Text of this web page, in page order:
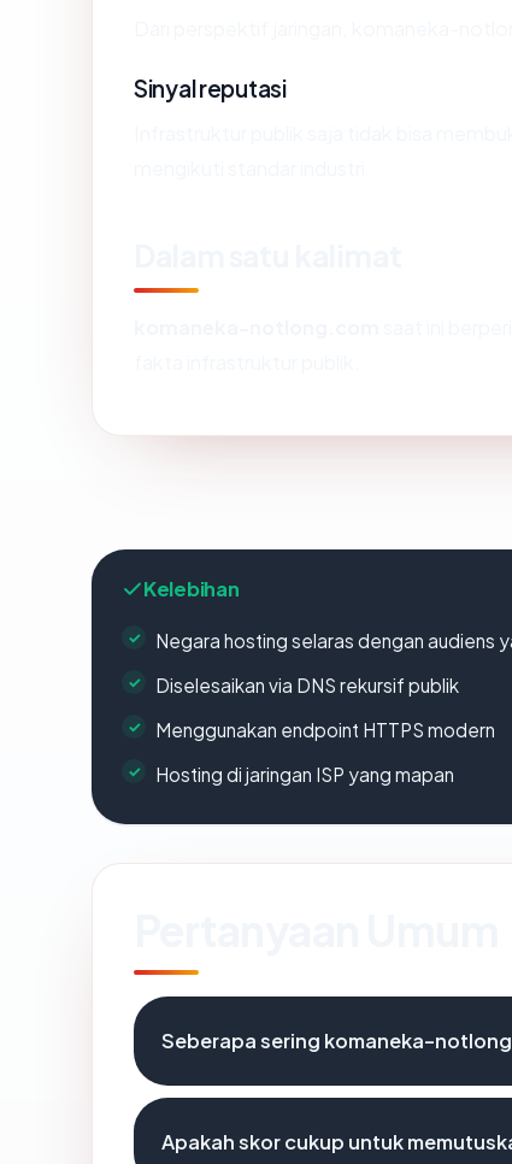
Sinyal reputasi
Kelebihan
Negara hosting selaras dengan audiens
Diselesaikan via DNS rekursif publik
Menggunakan endpoint HTTPS modern
Hosting di jaringan ISP yang mapan
Seberapa sering komaneka-
Apakah skor cukup untuk